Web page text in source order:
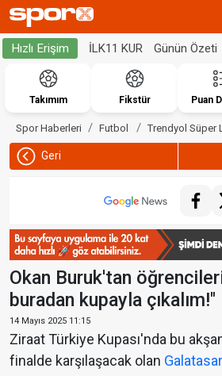
Hızlı Erişim İLK11 KUR Günün Özeti
Takımım Fikstür Puan
Spor Haberleri Futbol Trendyol Süper
Geri
Okan Buruk'tan
buradan kupayla çıkalım!"
14 Mayıs 2025 11:15
Ziraat Türkiye Kupası'nda bu
finalde karşılaşacak olan